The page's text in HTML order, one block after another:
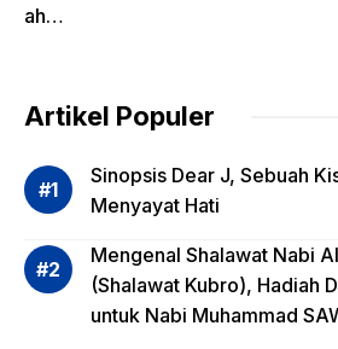
ah
dalam
si
Risiko
asi
Reksa
Artikel Populer
Sinopsis Dear J, Sebuah
Menyayat Hati
Mengenal Shalawat Nabi
(Shalawat Kubro), Hadiah
untuk Nabi Muhammad